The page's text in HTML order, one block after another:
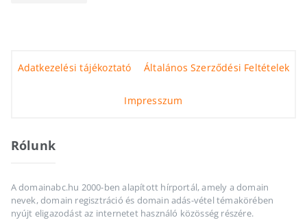
Adatkezelési tájékoztató Általános Szerződési Feltételek
Impresszum
Rólunk
A domainabc.hu 2000-ben alapított hírportál, amely a domain
nevek, domain regisztráció és domain adás-vétel témakörében
nyújt eligazodást az internetet használó közösség részére.